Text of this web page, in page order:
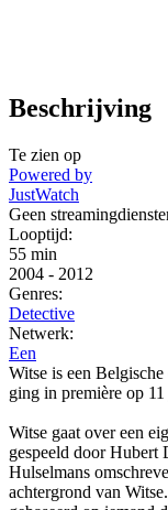
Beschrijving
Te zien op
Powered by
JustWatch
Geen
Looptijd:
55 min
2004 - 2012
Genres:
Detective
Netwerk:
Een
Witse is een
ging in première op
Witse gaat over een
gespeeld door Hubert
Hulselmans
achtergrond van